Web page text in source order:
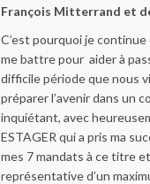
François Mitterrand et
C’est pourquoi je
me battre pour aider à
difficile période que nous
préparer l’avenir dans un
inquiétant, avec
ESTAGER qui a pris ma
mes 7 mandats à ce titre
représentative d’un